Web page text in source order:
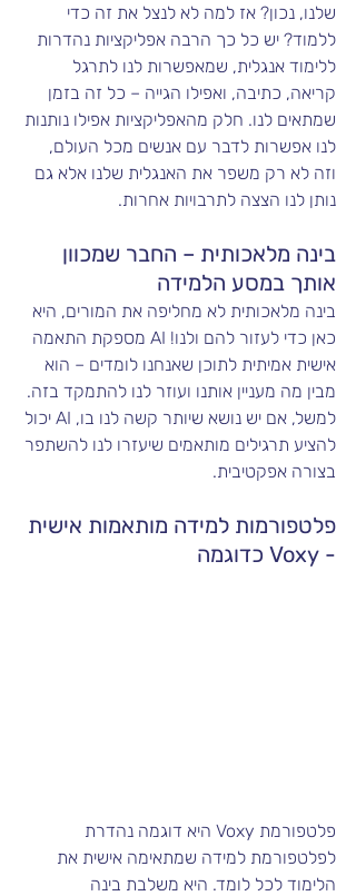
שלנו, נכון? אז למה לא לנצל את זה כדי
ללמוד? יש כל כך הרבה אפליקציות נהדרות
ללימוד אנגלית, שמאפשרות לנו לתרגל
קריאה, כתיבה, ואפילו הגייה – כל זה בזמן
שמתאים לנו. חלק מהאפליקציות אפילו נותנות
לנו אפשרות לדבר עם אנשים מכל העולם,
וזה לא רק משפר את האנגלית שלנו אלא גם
נותן לנו הצצה לתרבויות אחרות.
בינה מלאכותית – החבר שמכוון
אותך במסע הלמידה
בינה מלאכותית לא מחליפה את המורים, היא
כאן כדי לעזור להם ולנו! AI מספקת התאמה
אישית אמיתית לתוכן שאנחנו לומדים – הוא
מבין מה מעניין אותנו ועוזר לנו להתמקד בזה.
למשל, אם יש נושא שיותר קשה לנו בו, AI יכול
להציע תרגילים מותאמים שיעזרו לנו להשתפר
בצורה אפקטיבית.
פלטפורמות למידה מותאמות אישית
- Voxy כדוגמה
פלטפורמת Voxy היא דוגמה נהדרת
לפלטפורמת למידה שמתאימה אישית את
הלימוד לכל לומד. היא משלבת בינה